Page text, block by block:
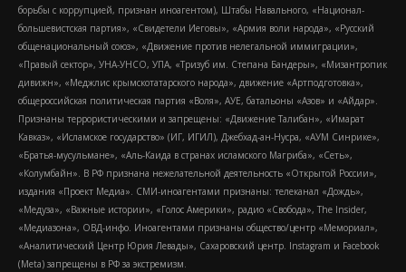
борьбы с коррупцией, признан иноагентом), Штабы Навального, «Национал-
большевистская партия», «Свидетели Иеговы», «Армия воли народа», «Русский
общенациональный союз», «Движение против нелегальной иммиграции»,
«Правый сектор», УНА-УНСО, УПА, «Тризуб им. Степана Бандеры», «Мизантропик
дивижн», «Меджлис крымскотатарского народа», движение «Артподготовка»,
общероссийская политическая партия «Воля», АУЕ, батальоны «Азов» и «Айдар».
Признаны террористическими и запрещены: «Движение Талибан», «Имарат
Кавказ», «Исламское государство» (ИГ, ИГИЛ), Джебхад-ан-Нусра, «АУМ Синрике»,
«Братья-мусульмане», «Аль-Каида в странах исламского Магриба», «Сеть»,
«Колумбайн». В РФ признана нежелательной деятельность «Открытой России»,
издания «Проект Медиа». СМИ-иноагентами признаны: телеканал «Дождь»,
«Медуза», «Важные истории», «Голос Америки», радио «Свобода», The Insider,
«Медиазона», ОВД-инфо. Иноагентами признаны общество/центр «Мемориал»,
«Аналитический Центр Юрия Левады», Сахаровский центр. Instagram и Facebook
(Metа) запрещены в РФ за экстремизм.